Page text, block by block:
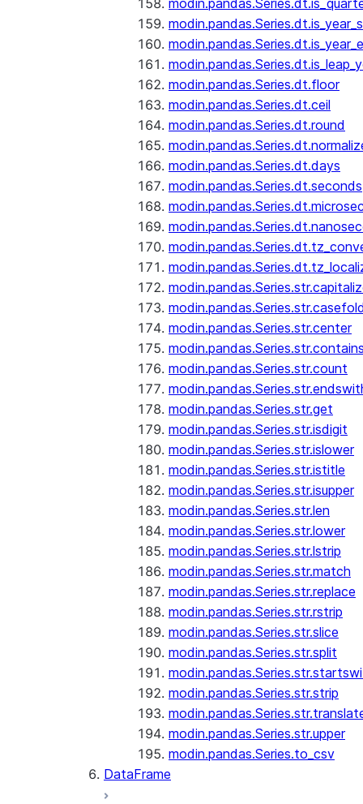
modin.pandas.Series.dt.floor
modin.pandas.Series.dt.ceil
modin.pandas.Series.dt.round
modin.pandas.Series.dt.days
modin.pandas.Series.dt.seconds
modin.pandas.Series.str.center
modin.pandas.Series.str.count
modin.pandas.Series.str.get
modin.pandas.Series.str.isdigit
modin.pandas.Series.str.islower
modin.pandas.Series.str.istitle
modin.pandas.Series.str.isupper
modin.pandas.Series.str.len
modin.pandas.Series.str.lower
modin.pandas.Series.str.lstrip
modin.pandas.Series.str.match
modin.pandas.Series.str.replace
modin.pandas.Series.str.rstrip
modin.pandas.Series.str.slice
modin.pandas.Series.str.split
modin.pandas.Series.str.strip
modin.pandas.Series.str.upper
modin.pandas.Series.to_csv
DataFrame